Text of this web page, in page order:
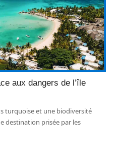
aux dangers de l’île
turquoise et une biodiversité
destination prisée par les